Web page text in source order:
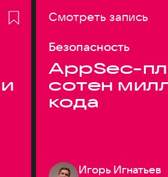
Смотреть запись
Безопасность
AppSec-
сотен
кода
Игорь Игнатьев